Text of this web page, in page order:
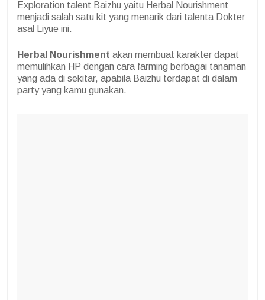
Exploration talent Baizhu yaitu Herbal Nourishment
menjadi salah satu kit yang menarik dari talenta Dokter
asal Liyue ini.
Herbal Nourishment akan membuat karakter dapat
memulihkan HP dengan cara farming berbagai tanaman
yang ada di sekitar, apabila Baizhu terdapat di dalam
party yang kamu gunakan.